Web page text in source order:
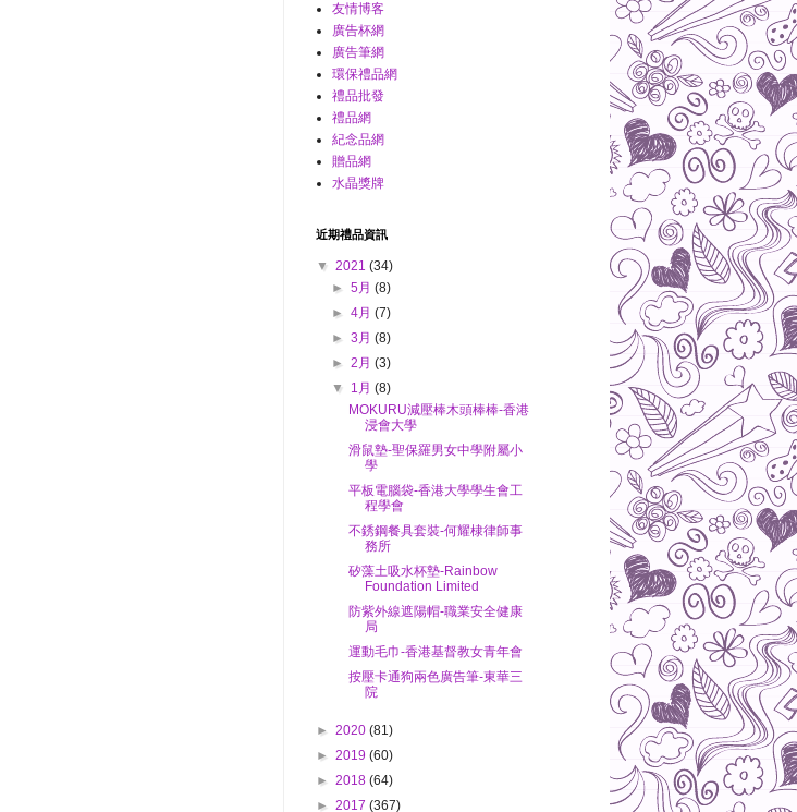
友情博客
廣告杯網
廣告筆網
環保禮品網
禮品批發
禮品網
紀念品網
贈品網
水晶獎牌
近期禮品資訊
▼ 2021 (34)
►5月(8)
►4月(7)
►3月(8)
►2月(3)
▼ 1月(8)
MOKURU減壓棒木頭棒棒-香港
浸會大學
滑鼠墊-聖保羅男女中學附屬小
學
平板電腦袋-香港大學學生會工
程學會
不銹鋼餐具套裝-何耀棣律師事
務所
矽藻土吸水杯墊-Rainbow
Foundation Limited
防紫外線遮陽帽-職業安全健康
局
運動毛巾-香港基督教女青年會
按壓卡通狗兩色廣告筆-東華三
院
► 2020 (81)
► 2019 (60)
► 2018 (64)
► 2017 (367)